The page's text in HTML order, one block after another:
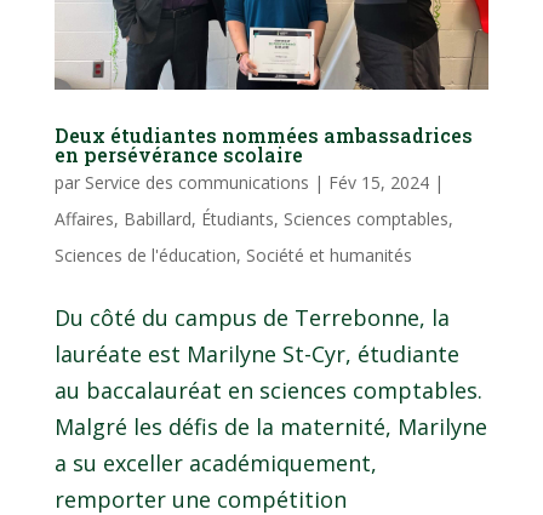
Deux étudiantes nommées ambassadrices
en persévérance scolaire
par Service des communications | Fév 15, 2024|
Affaires, Babillard, Étudiants, Sciences comptables,
Sciences de l'éducation, Société et humanités
Du côté du campus de Terrebonne, la
lauréate est Marilyne St-Cyr, étudiante
au baccalauréat en sciences comptables.
Malgré les défis de la maternité, Marilyne
a su exceller académiquement,
remporter une compétition